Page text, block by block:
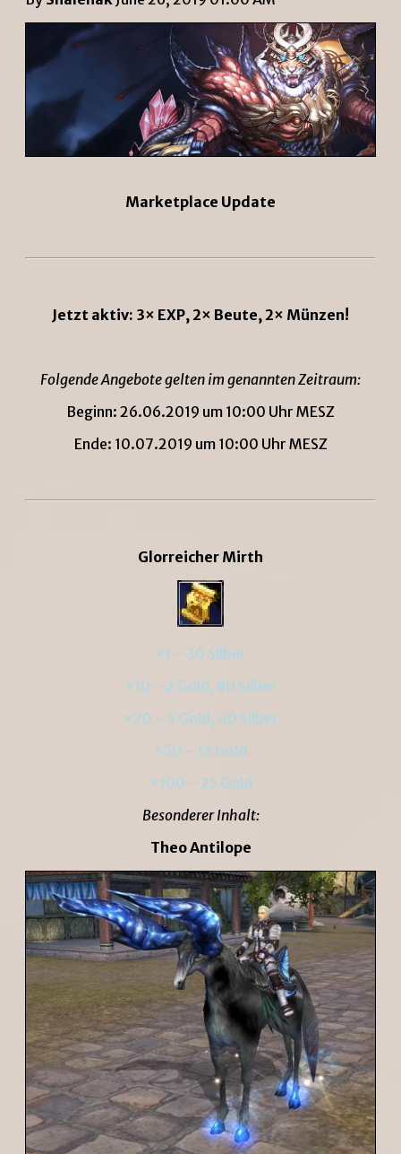
Marketplace Update
Jetzt aktiv: 3× EXP, 2× Beute, 2× Münzen!
Folgende Angebote gelten im genannten Zeitraum:
Beginn: 26.06.2019 um 10:00 Uhr MESZ
Ende: 10.07.2019 um 10:00 Uhr MESZ
Glorreicher Mirth
×1 – 30 Silber
×10 – 2 Gold, 80 Silber
×20 – 5 Gold, 40 Silber
×50 – 13 Gold
×100 – 25 Gold
Besonderer Inhalt:
Theo Antilope